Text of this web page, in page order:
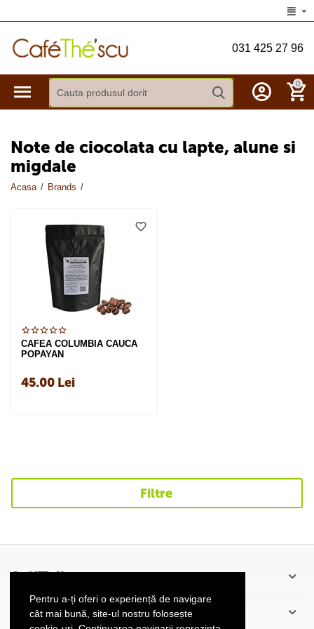
Pentru a-ți oferi o experiență de navigare
cât mai bună, site-ul nostru folosește
031 425 27 96
0
Note de ciocolata cu lapte, alune si
migdale
Acasa / Brands /
CAFEA COLUMBIA CAUCA
POPAYAN
45.00 Lei
Filtre
CaféThé’scu
Informatii Client